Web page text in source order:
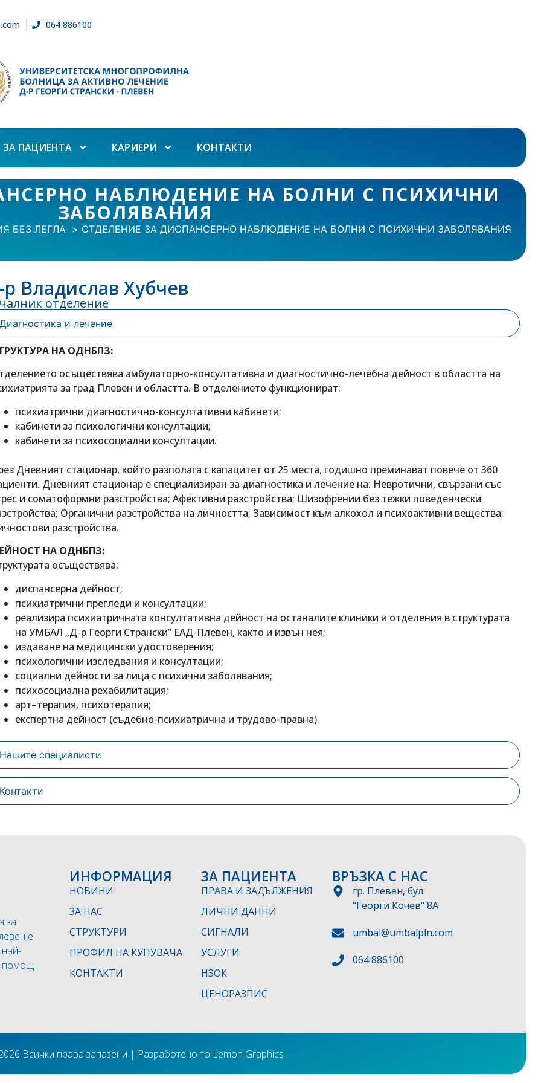
064 886100
ЗА ПАЦИЕНТА КАРИЕРИ КОНТАКТИ
НАБЛЮДЕНИЕ НА БОЛНИ С ПСИХИЧНИ
ЗАБОЛЯВАНИЯ
БЕЗ ЛЕГЛА ОТДЕЛЕНИЕ ЗА ДИСПАНСЕРНО НАБЛЮДЕНИЕ НА БОЛНИ С ПСИХИЧНИ ЗАБОЛЯВАНИЯ
Владислав Хубчев
отделение
Диагностика и лечение
НА ОДНБПЗ:
осъществява амбулаторно-консултативна и диагностично-лечебна дейност в областта на
за град Плевен и областта. В отделението функционират:
психиатрични диагностично-консултативни кабинети;
кабинети за психологични консултации;
кабинети за психосоциални консултации.
Дневният стационар, който разполага с капацитет от 25 места, годишно преминават повече от 360
Дневният стационар е специализиран за диагностика и лечение на: Невротични, свързани със
и соматоформни разстройства; Афективни разстройства; Шизофрении без тежки поведенчески
Органични разстройства на личността; Зависимост към алкохол и психоактивни вещества;
разстройства.
НА ОДНБПЗ:
осъществява:
диспансерна дейност;
психиатрични прегледи и консултации;
реализира психиатричната консултативна дейност на останалите клиники и отделения в структурата
на УМБАЛ „Д-р Георги Странски” ЕАД-Плевен, както и извън нея;
издаване на медицински удостоверения;
психологични изследвания и консултации;
социални дейности за лица с психични заболявания;
психосоциална рехабилитация;
арт–терапия, психотерапия;
експертна дейност (съдебно-психиатрична и трудово-правна).
Нашите специалисти
Контакти
за
е
помощ
ИНФОРМАЦИЯ
НОВИНИ
ЗА НАС
СТРУКТУРИ
ПРОФИЛ НА КУПУВАЧА
КОНТАКТИ
ЗА ПАЦИЕНТА
ПРАВА И ЗАДЪЛЖЕНИЯ
ЛИЧНИ ДАННИ
СИГНАЛИ
УСЛУГИ
НЗОК
ЦЕНОРАЗПИС
ВРЪЗКА С НАС
гр. Плевен, бул.
"Георги Кочев" 8А
umbal@umbalpln.com
064 886100
Всички права запазени | Разработено то Lemon Graphics